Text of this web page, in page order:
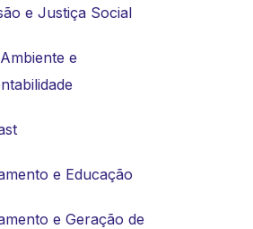
e Justiça Social
e
e Educação
e Geração de